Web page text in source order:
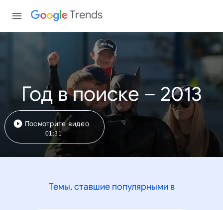
Trends
Год в поиске – 2013
Посмотрите видео
01:31
Темы, ставшие популярными в